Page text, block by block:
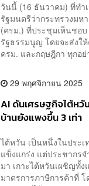
วันนี้ (16 ธันวาคม) ที่ทำ
รัฐมนตรีว่ากระทรวงม
(ครม.) ที่ประชุมเห็นชอบ
รัฐธรรมนูญ โดยจะส่งใ
ครม. และกฤษฎีกา ทุกอ
29 พฤศจิกายน 2025
AI ดันเศรษฐกิจไต้หวั
บ้านยังแพงขึ้น 3 เท่า
ไต้หวัน เป็นหนึ่งในประ
แข็งแกร่ง แต่ประชากร
มา เกาะไต้หวันเผชิญทั้
มาตรการภาษีการค้าที่